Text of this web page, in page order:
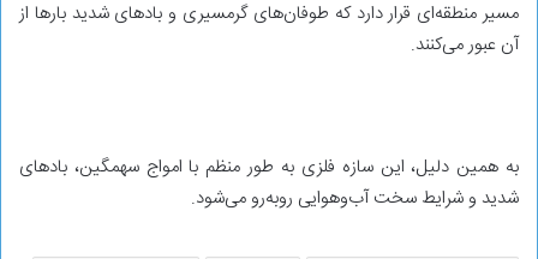
مسیر منطقه‌ای قرار دارد که طوفان‌های گرمسیری و بادهای شدید بارها از
آن عبور می‌کنند.
به همین دلیل، این سازه فلزی به طور منظم با امواج سهمگین، بادهای
شدید و شرایط سخت آب‌وهوایی روبه‌رو می‌شود.